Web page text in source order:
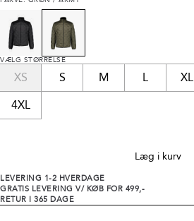
VÆLG STØRRELSE
XS S M L XL
4XL
Læg i kurv
LEVERING 1-2 HVERDAGE
GRATIS LEVERING V/ KØB FOR 499,-
RETUR I 365 DAGE